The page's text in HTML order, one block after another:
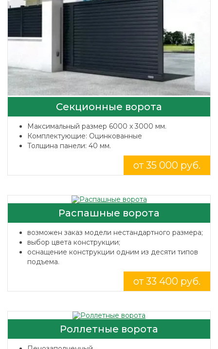
Секционные ворота
Максимальный размер 6000 x 3000 мм.
Комплектующие: Оцинкованные
Толщина панели: 40 мм.
от 35 000 руб.
Распашные ворота
возможен заказ модели нестандартного размера;
выбор цвета конструкции;
оснащение конструкции одним из десяти типов
подъема.
от 33 400 руб.
Роллетные ворота